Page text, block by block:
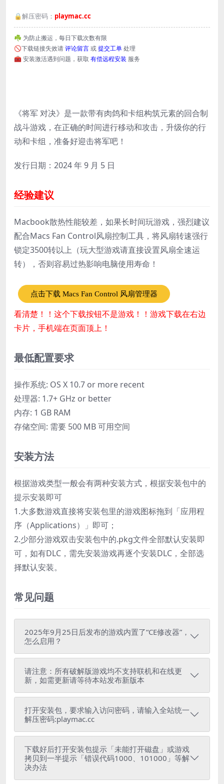
🔒解压密码： playmac.cc
☘️ 为防止搬运，每日下载次数有限
🚫下载链接失效请评论留言或提交工单处理
🧰 安装激活遇到问题，获取 有偿远程安装 服务
《将军 对决》是一款带有肉鸽和卡组构筑元素的回合制
战斗游戏，在正确的时间进行移动和攻击，升级你的行
动和卡组，准备好迎击将军吧！
发行日期：2024 年 9 月 5 日
经验建议
Macbook散热性能较差，如果长时间玩游戏，强烈建议
配合Macs Fan Control风扇控制工具，将风扇转速强行
锁定3500转以上（玩大型游戏请直接设置风扇全速运
转），否则容易过热影响电脑使用寿命！
点击下载 Macs Fan Control 风扇管理器
看清楚！！这个下载按钮不是游戏！！游戏下载在右边
卡片，手机端在页面顶上！
最低配置要求
操作系统: OS X 10.7 or more recent
处理器: 1.7+ GHz or better
内存: 1 GB RAM
存储空间: 需要 500 MB 可用空间
安装方法
根据游戏类型一般会有两种安装方式，根据安装包中的
提示安装即可
1.大多数游戏直接将安装包里的游戏图标拖到「应用程
序（Applications）」即可；
2.少部分游戏双击安装包中的.pkg文件全部默认安装即
可，如有DLC，需先安装游戏再逐个安装DLC，全部选
择默认安装。
常见问题
2025年9月25日后发布的游戏内置了“CE修改器”，
怎么启用？
请注意：所有破解版游戏均不支持联机和在线更
新，如需更新请等待本站发布新版本
打开安装包，要求输入访问密码，请输入全站统一
解压密码:playmac.cc
下载好后打开安装包提示「未能打开磁盘」或游戏
拷贝到一半提示「错误代码1000、101000」等解
决办法